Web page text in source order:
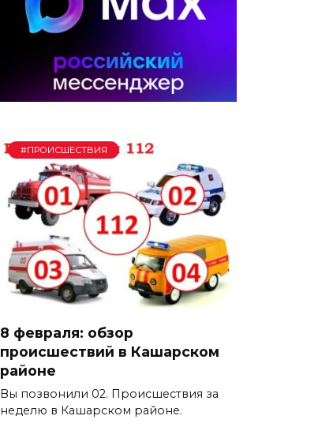
#ПРОИСШЕСТВИЯ
8 февраля: обзор
происшествий в Кашарском
районе
Вы позвонили 02. Происшествия за
неделю в Кашарском районе.